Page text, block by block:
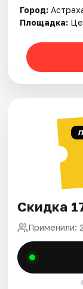
Город:
Площадка:
Скидка
Применили: